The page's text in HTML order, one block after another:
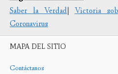
Saber la Verdad|Victoria
Coronavirus
MAPA DEL SITIO
Contáctanos